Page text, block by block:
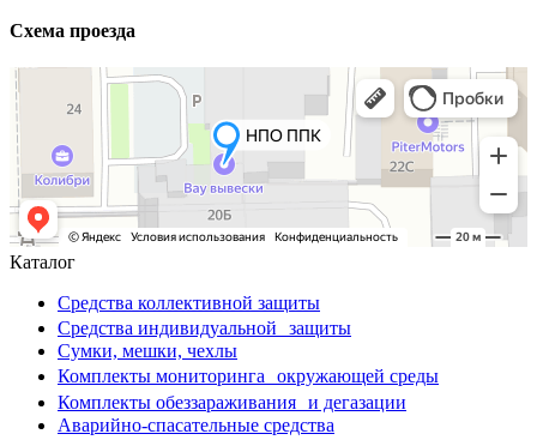
Схема проезда
Каталог
Средства коллективной защиты
Средства индивидуальной защиты
Сумки, мешки, чехлы
Комплекты мониторинга окружающей среды
Комплекты обеззараживания и дегазации
Аварийно-спасательные средства